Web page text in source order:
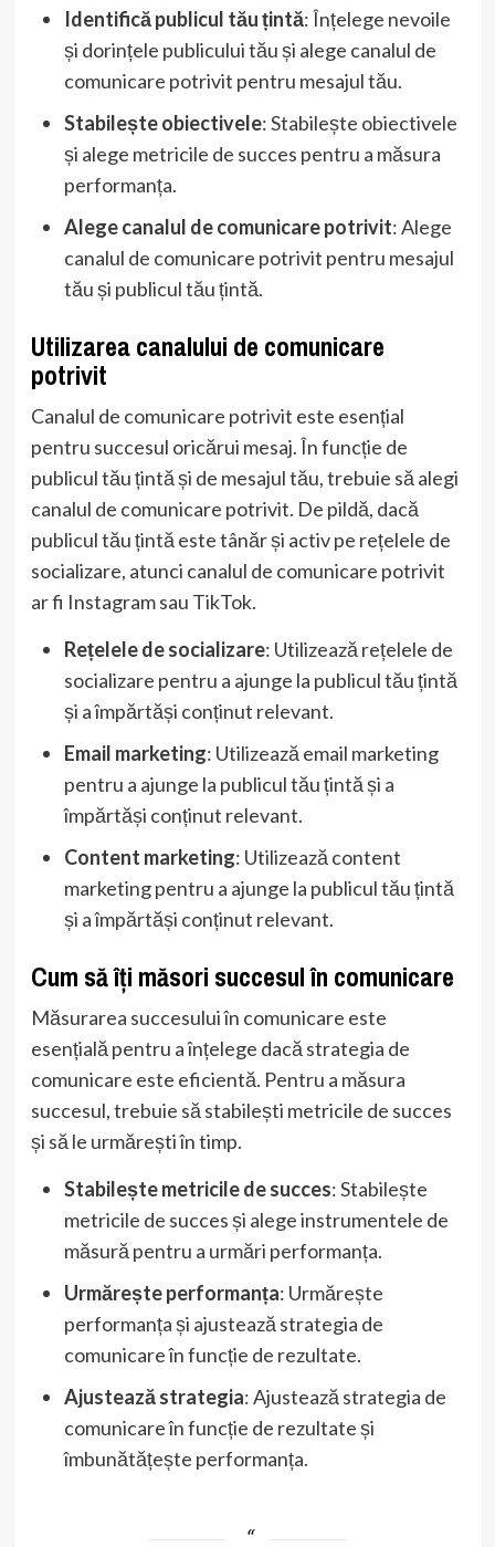
Identifică publicul tău țintă: Înțelege nevoile
și dorințele publicului tău și alege canalul de
comunicare potrivit pentru mesajul tău.
Stabilește obiectivele: Stabilește obiectivele
și alege metricile de succes pentru a măsura
performanța.
Alege canalul de comunicare potrivit: Alege
canalul de comunicare potrivit pentru mesajul
tău și publicul tău țintă.
Utilizarea canalului de comunicare
potrivit
Canalul de comunicare potrivit este esențial
pentru succesul oricărui mesaj. În funcție de
publicul tău țintă și de mesajul tău, trebuie să alegi
canalul de comunicare potrivit. De pildă, dacă
publicul tău țintă este tânăr și activ pe rețelele de
socializare, atunci canalul de comunicare potrivit
ar fi Instagram sau TikTok.
Rețelele de socializare: Utilizează rețelele de
socializare pentru a ajunge la publicul tău țintă
și a împărtăși conținut relevant.
Email marketing: Utilizează email marketing
pentru a ajunge la publicul tău țintă și a
împărtăși conținut relevant.
Content marketing: Utilizează content
marketing pentru a ajunge la publicul tău țintă
și a împărtăși conținut relevant.
Cum să îți măsori succesul în comunicare
Măsurarea succesului în comunicare este
esențială pentru a înțelege dacă strategia de
comunicare este eficientă. Pentru a măsura
succesul, trebuie să stabilești metricile de succes
și să le urmărești în timp.
Stabilește metricile de succes: Stabilește
metricile de succes și alege instrumentele de
măsură pentru a urmări performanța.
Urmărește performanța: Urmărește
performanța și ajustează strategia de
comunicare în funcție de rezultate.
Ajustează strategia: Ajustează strategia de
comunicare în funcție de rezultate și
îmbunătățește performanța.